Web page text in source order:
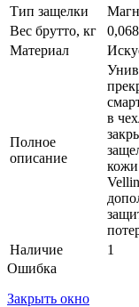
Тип защелки
Вес брутто, кг
0,068
Материал
Полное
описание
в
кожи
Наличие
1
Ошибка
Закрыть окно